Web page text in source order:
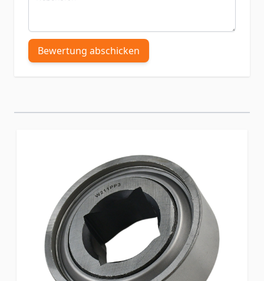
Bewertung abschicken